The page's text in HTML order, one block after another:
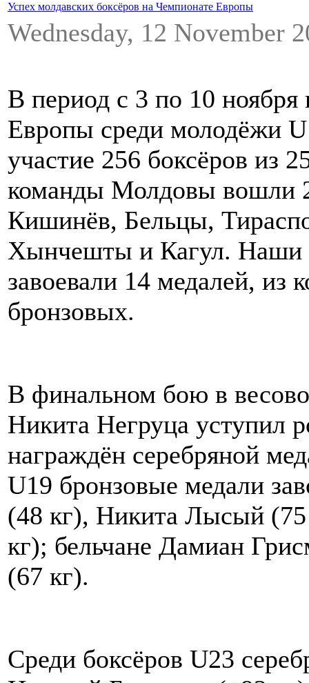
Успех молдавских боксёров на Чемпионате Европы
Wednesday, 12
В период с 3 по 10
Европы среди молодёжи
участие 256 боксёров из
команды Молдовы вошли
Кишинёв, Бельцы,
Хынчешты и Кагул. Наши
завоевали 14 медалей, из
бронзовых.
В финальном бою в
Никита Негруца уступил
награждён серебряной
U19 бронзовые медали
(48 кг), Никита Лысый
кг); бельчане Дамиан
(67 кг).
Среди боксёров U23